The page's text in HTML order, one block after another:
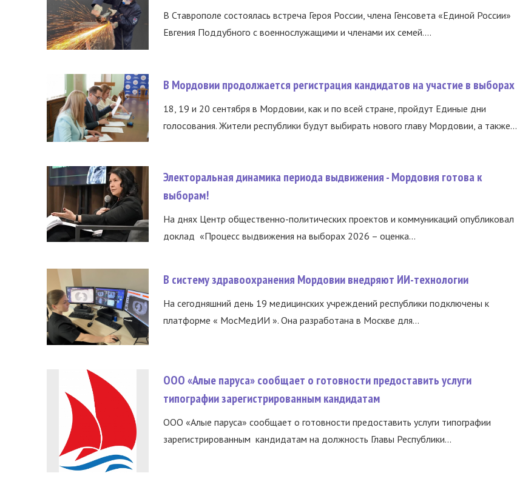
В Ставрополе состоялась встреча Героя России, члена Генсовета «Единой России»
Евгения Поддубного с военнослужащими и членами их семей....
В Мордовии продолжается регистрация кандидатов на участие в выборах
18, 19 и 20 сентября в Мордовии, как и по всей стране, пройдут Единые дни
голосования. Жители республики будут выбирать нового главу Мордовии, а также...
Электоральная динамика периода выдвижения - Мордовия готова к
выборам!
На днях Центр общественно-политических проектов и коммуникаций опубликовал
доклад «Процесс выдвижения на выборах 2026 – оценка...
В систему здравоохранения Мордовии внедряют ИИ-технологии
На сегодняшний день 19 медицинских учреждений республики подключены к
платформе « МосМедИИ ». Она разработана в Москве для...
ООО «Алые паруса» сообщает о готовности предоставить услуги
типографии зарегистрированным кандидатам
ООО «Алые паруса» сообщает о готовности предоставить услуги типографии
зарегистрированным кандидатам на должность Главы Республики...